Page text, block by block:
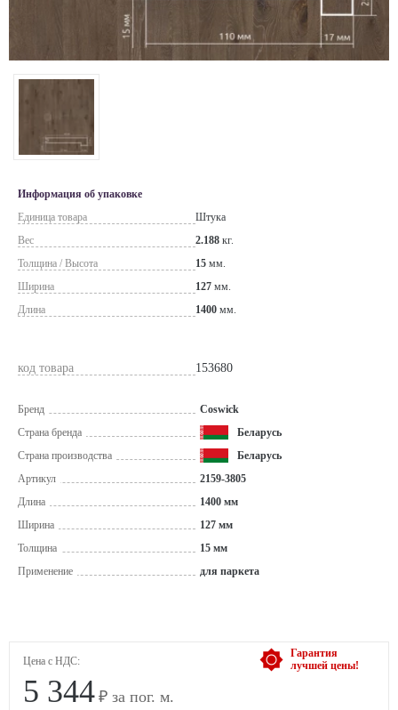
Информация об упаковке
Единица товара
Штука
Вес
2.188 кг.
Толщина / Высота
15 мм.
Ширина
127 мм.
Длина
1400 мм.
код товара 153680
Бренд
Coswick
Страна бренда
Беларусь
Страна производства
Беларусь
Артикул
2159-3805
Длина
1400 мм
Ширина
127 мм
Толщина
15 мм
Применение
для паркета
Гарантия
лучшей цены!
Цена с НДС:
5 344 ₽ за пог. м.